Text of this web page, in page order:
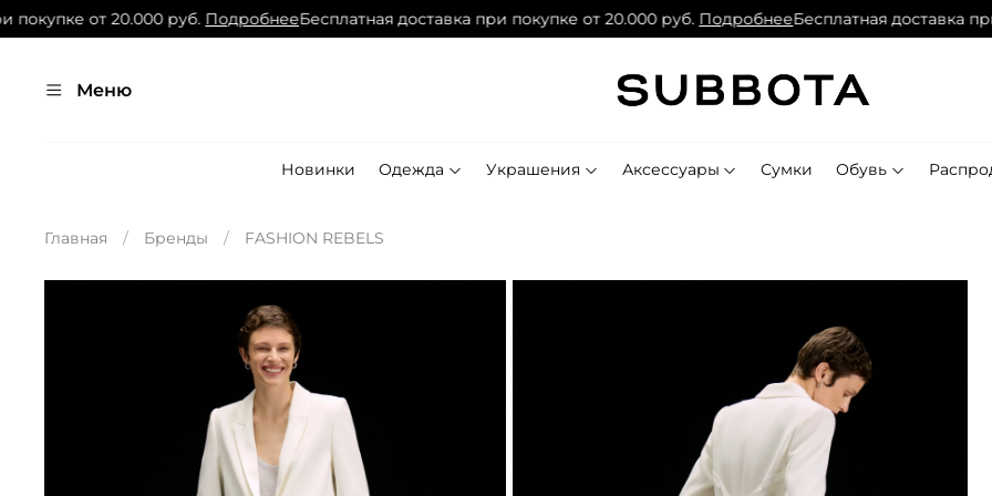
от 20.000 руб.ПодробнееБесплатная доставка при покупке от 20.000 руб.ПодробнееБесплатная доставка при
Меню
Новинки Одежда Украшения Аксессуары Сумки Обувь
Главная Бренды FASHION REBELS